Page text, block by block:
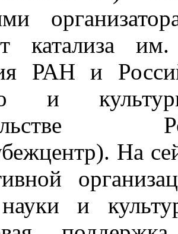
катализа
РАН и
и
На
и